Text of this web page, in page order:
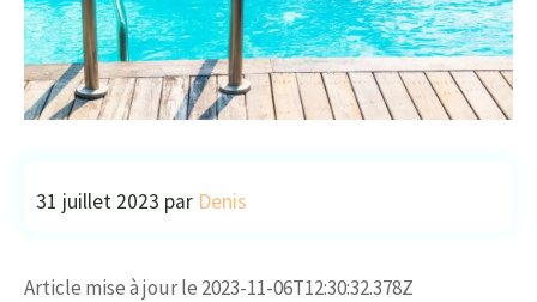
31 juillet 2023 par Denis
Article mise à jour le 2023-11-06T12:30:32.378Z